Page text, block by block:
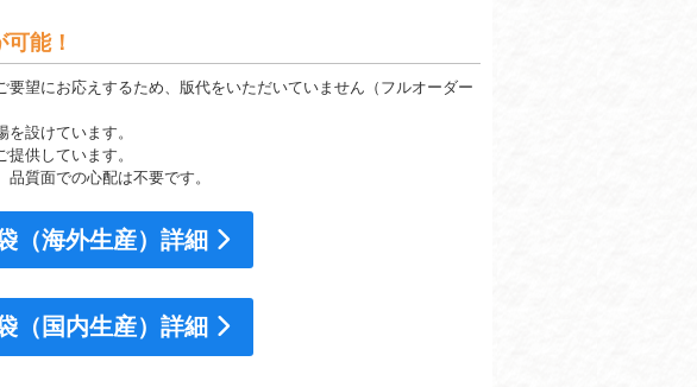
能！
望にお応えするため、版代をいただいていません（フルオーダー
設けています。
供しています。
質面での心配は不要です。
（海外生産）詳細
（国内生産）詳細